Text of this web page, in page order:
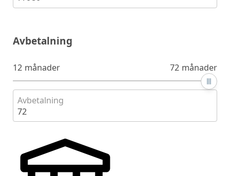
Avbetalning
12 månader 72 månader
Avbetalning
72